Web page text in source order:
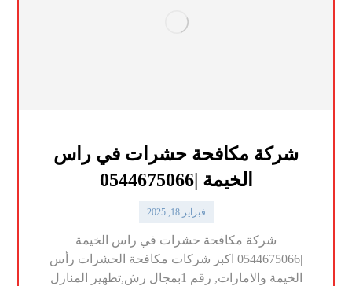
شركة مكافحة حشرات في راس
الخيمة |0544675066
فبراير 18, 2025
شركة مكافحة حشرات في راس الخيمة
|0544675066 اكبر شركات مكافحة الحشرات رأس
الخيمة والامارات, رقم 1بمجال رش,تطهير المنازل